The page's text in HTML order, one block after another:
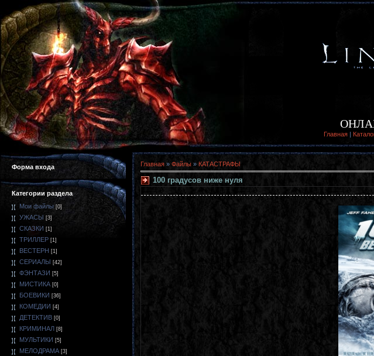
Главная |
Форма входа
Категории раздела
Мои файлы [0]
УЖАСЫ [3]
СКАЗКИ [1]
ТРИЛЛЕР [1]
ВЕСТЕРН [1]
СЕРИАЛЫ [42]
ФЭНТАЗИ [5]
МИСТИКА [0]
БОЕВИКИ [36]
КОМЕДИИ [4]
ДЕТЕКТИВ [0]
КРИМИНАЛ [8]
МУЛЬТИКИ [5]
МЕЛОДРАМА [3]
Главная » Файлы » КАТАСТРАФЫ
100 градусов ниже нуля